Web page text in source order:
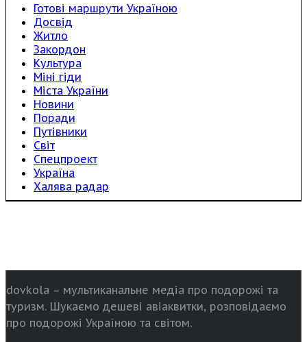
Готові маршрути Україною
Досвід
Житло
Закордон
Культура
Міні гіди
Міста України
Новини
Поради
Путівники
Світ
Спецпроект
Україна
Халява радар
dovkola – мультиканальне медіа про подорожі та
туризм. Шукаємо дешеві авіаквитки, розповідаємо
про подорожі Україною та світом.